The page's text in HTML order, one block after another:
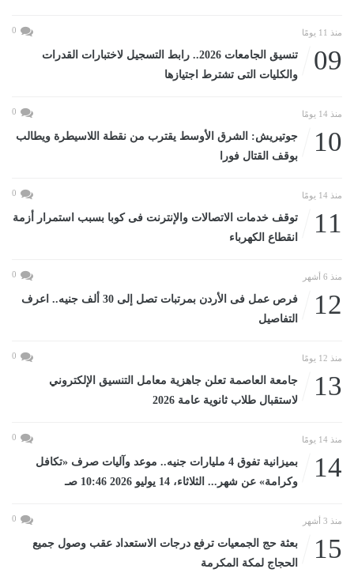
منذ 11 يومًا 0
09
تنسيق الجامعات 2026.. رابط التسجيل لاختبارات القدرات
والكليات التى تشترط اجتيازها
منذ 14 يومًا 0
10
جوتيريش: الشرق الأوسط يقترب من نقطة اللاسيطرة ويطالب
بوقف القتال فورا
منذ 14 يومًا 0
11
توقف خدمات الاتصالات والإنترنت فى كوبا بسبب استمرار أزمة
انقطاع الكهرباء
منذ 6 أشهر 0
12
فرص عمل فى الأردن بمرتبات تصل إلى 30 ألف جنيه.. اعرف
التفاصيل
منذ 12 يومًا 0
13
جامعة العاصمة تعلن جاهزية معامل التنسيق الإلكتروني
لاستقبال طلاب ثانوية عامة 2026
منذ 14 يومًا 0
14
بميزانية تفوق 4 مليارات جنيه.. موعد وآليات صرف «تكافل
وكرامة» عن شهر... الثلاثاء، 14 يوليو 2026 10:46 صـ
منذ 3 أشهر 0
15
بعثة حج الجمعيات ترفع درجات الاستعداد عقب وصول جميع
الحجاج لمكة المكرمة